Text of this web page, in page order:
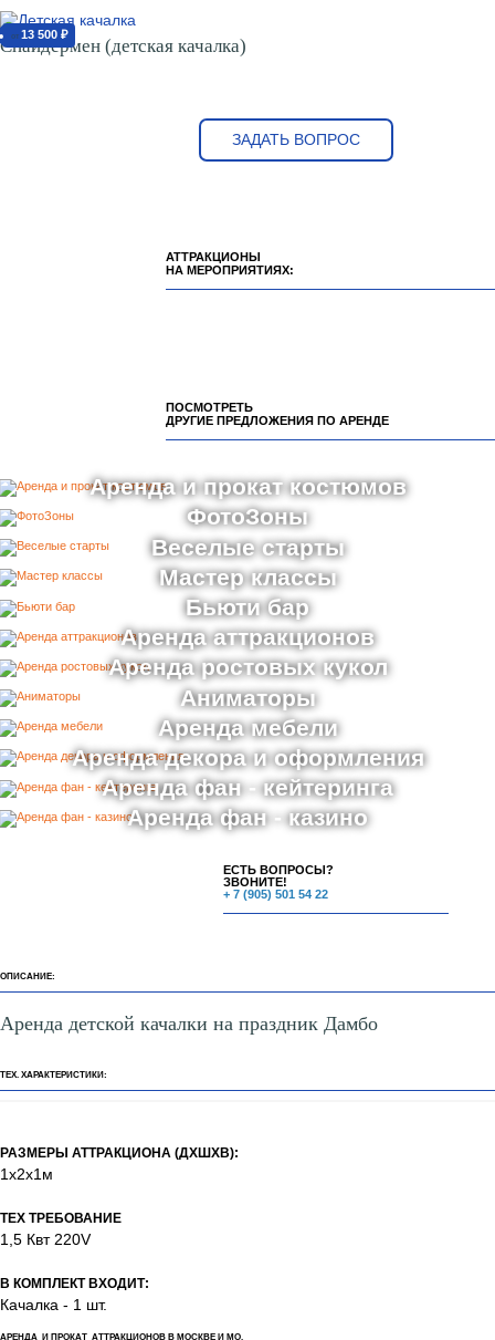
от 13 500 ₽
Спайдермен (детская качалка)
ЗАДАТЬ ВОПРОС
АТТРАКЦИОНЫ
НА МЕРОПРИЯТИЯХ:
ПОСМОТРЕТЬ
ДРУГИЕ ПРЕДЛОЖЕНИЯ ПО АРЕНДЕ
Аренда и прокат костюмов
ФотоЗоны
Веселые старты
Мастер классы
Бьюти бар
Аренда аттракционов
Аренда ростовых кукол
Аниматоры
Аренда мебели
Аренда декора и оформления
Аренда фан - кейтеринга
Аренда фан - казино
ЕСТЬ ВОПРОСЫ?
ЗВОНИТЕ!
+ 7 (905) 501 54 22
ОПИСАНИЕ:
Аренда детской качалки на праздник Дамбо
ТЕХ. ХАРАКТЕРИСТИКИ:
РАЗМЕРЫ АТТРАКЦИОНА (ДХШХВ):
1х2х1м
ТЕХ ТРЕБОВАНИЕ
1,5 Квт 220V
В КОМПЛЕКТ ВХОДИТ:
Качалка - 1 шт.
АРЕНДА И ПРОКАТ АТТРАКЦИОНОВ В МОСКВЕ И МО.